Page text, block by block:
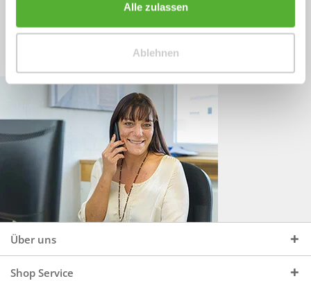
Alle zulassen
Ablehnen
+49 (0)4244 965 34 04
Mo - Do, 09:00 - 16:00 Uhr
und Fr, 09:00 - 13:00 Uhr
Über uns
Shop Service